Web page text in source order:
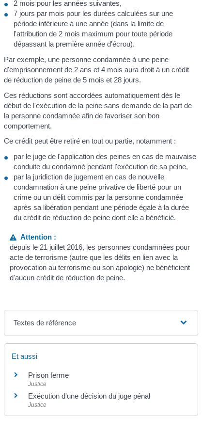
2 mois pour les années suivantes,
7 jours par mois pour les durées calculées sur une
période inférieure à une année (dans la limite de
l'attribution de 2 mois maximum pour toute période
dépassant la première année d'écrou).
Par exemple, une personne condamnée à une peine
d'emprisonnement de 2 ans et 4 mois aura droit à un crédit
de réduction de peine de 5 mois et 28 jours.
Ces réductions sont accordées automatiquement dès le
début de l'exécution de la peine sans demande de la part de
la personne condamnée afin de favoriser son bon
comportement.
Ce crédit peut être retiré en tout ou partie, notamment :
par le juge de l'application des peines en cas de mauvaise
conduite du condamné pendant l'exécution de sa peine,
par la juridiction de jugement en cas de nouvelle
condamnation à une peine privative de liberté pour un
crime ou un délit commis par la personne condamnée
après sa libération pendant une période égale à la durée
du crédit de réduction de peine dont elle a bénéficié.
Attention :
depuis le 21 juillet 2016, les personnes condamnées pour
acte de terrorisme (autre que les délits en lien avec la
provocation au terrorisme ou son apologie) ne bénéficient
d'aucun crédit de réduction de peine.
Textes de référence
Et aussi
Prison ferme
Justice
Exécution d'une décision du juge pénal
Justice